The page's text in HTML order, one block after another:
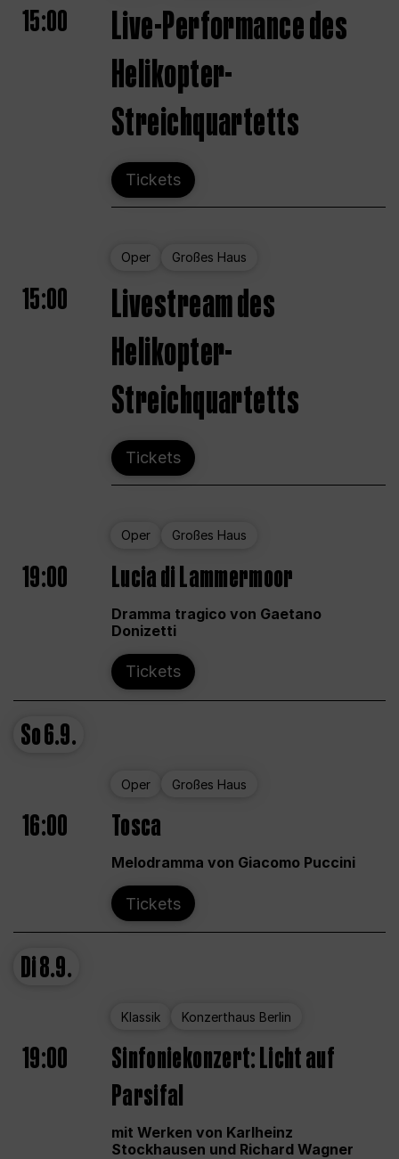
15:00
Live-Performance des
Helikopter-
Streichquartetts
Tickets
Oper Großes Haus
15:00
Livestream des
Helikopter-
Streichquartetts
Tickets
Oper Großes Haus
19:00 Lucia di Lammermoor
Dramma tragico von Gaetano
Donizetti
Tickets
So6.9.
Oper Großes Haus
16:00 Tosca
Melodramma von Giacomo Puccini
Tickets
Di8.9.
Klassik Konzerthaus Berlin
19:00
Sinfoniekonzert: Licht auf
Parsifal
mit Werken von Karlheinz
Stockhausen und Richard Wagner